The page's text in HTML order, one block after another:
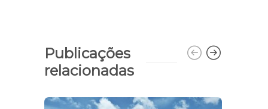
Publicações
relacionadas